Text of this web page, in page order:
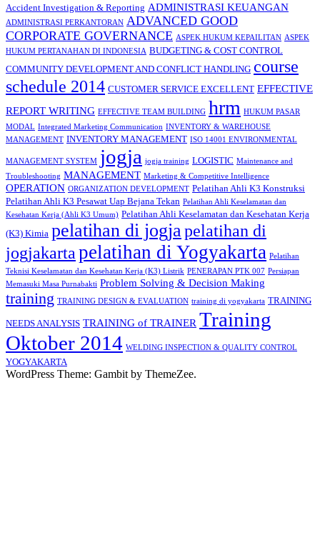
Accident Investigation & Reporting ADMINISTRASI KEUANGAN
ADMINISTRASI PERKANTORAN ADVANCED GOOD
CORPORATE GOVERNANCE ASPEK HUKUM KEPAILITAN ASPEK
HUKUM PERTANAHAN DI INDONESIA BUDGETING & COST CONTROL
COMMUNITY DEVELOPMENT AND CONFLICT HANDLING course
schedule 2014 CUSTOMER SERVICE EXCELLENT EFFECTIVE
REPORT WRITING EFFECTIVE TEAM BUILDING hrm HUKUM PASAR
MODAL Integrated Marketing Communication INVENTORY & WAREHOUSE
MANAGEMENT INVENTORY MANAGEMENT ISO 14001 ENVIRONMENTAL
MANAGEMENT SYSTEM jogja jogja training LOGISTIC Maintenance and
Troubleshooting MANAGEMENT Marketing & Competitive Intelligence
OPERATION ORGANIZATION DEVELOPMENT Pelatihan Ahli K3 Konstruksi
Pelatihan Ahli K3 Pesawat Uap Bejana Tekan Pelatihan Ahli Keselamatan dan
Kesehatan Kerja (Ahli K3 Umum) Pelatihan Ahli Keselamatan dan Kesehatan Kerja
(K3) Kimia pelatihan di jogjapelatihan di
jogjakarta pelatihan di Yogyakarta Pelatihan
Teknisi Keselamatan dan Kesehatan Kerja (K3) Listrik PENERAPAN PTK 007 Persiapan
Memasuki Masa Purnabakti Problem Solving & Decision Making
training TRAINING DESIGN & EVALUATION training di yogyakarta TRAINING
NEEDS ANALYSIS TRAINING of TRAINER Training
Oktober 2014 WELDING INSPECTION & QUALITY CONTROL
YOGYAKARTA
WordPress Theme: Gambit by ThemeZee.